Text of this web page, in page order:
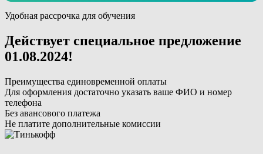
Удобная рассрочка для обучения
Действует специальное предложение
01.08.2024!
Преимущества единовременной оплаты
Для оформления достаточно указать ваше ФИО и номер
телефона
Без авансового платежа
Не платите дополнительные комиссии